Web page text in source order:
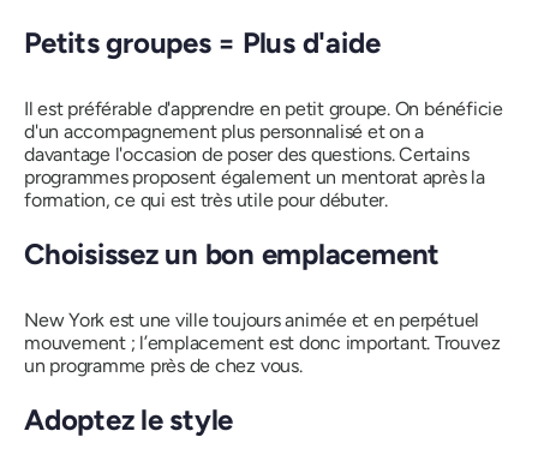
Petits groupes = Plus d'aide
Il est préférable d'apprendre en petit groupe. On bénéficie
d'un accompagnement plus personnalisé et on a
davantage l'occasion de poser des questions. Certains
programmes proposent également un mentorat après la
formation, ce qui est très utile pour débuter.
Choisissez un bon emplacement
New York est une ville toujours animée et en perpétuel
mouvement ; l’emplacement est donc important. Trouvez
un programme près de chez vous.
Adoptez le style